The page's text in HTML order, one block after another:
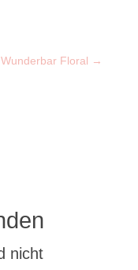
Floral →
nicht